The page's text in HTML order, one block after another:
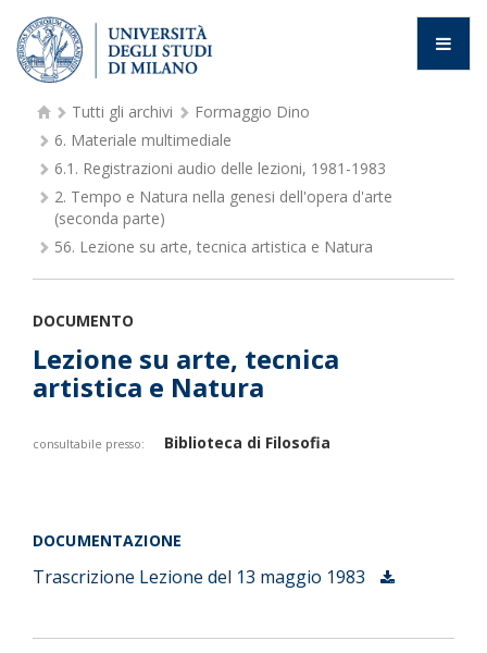
Tutti gli archivi
Formaggio Dino
6. Materiale multimediale
6.1. Registrazioni audio delle lezioni, 1981-1983
2. Tempo e Natura nella genesi dell'opera d'arte
(seconda parte)
56. Lezione su arte, tecnica artistica e Natura
DOCUMENTO
Lezione su arte, tecnica
artistica e Natura
consultabile presso: Biblioteca di Filosofia
DOCUMENTAZIONE
Trascrizione Lezione del 13 maggio 1983